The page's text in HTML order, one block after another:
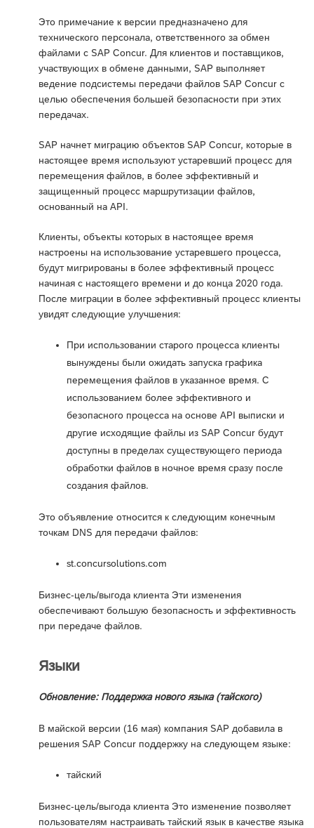
Это примечание к версии предназначено для
технического персонала, ответственного за обмен
файлами с SAP Concur. Для клиентов и поставщиков,
участвующих в обмене данными, SAP выполняет
ведение подсистемы передачи файлов SAP Concur с
целью обеспечения большей безопасности при этих
передачах.
SAP начнет миграцию объектов SAP Concur, которые в
настоящее время используют устаревший процесс для
перемещения файлов, в более эффективный и
защищенный процесс маршрутизации файлов,
основанный на API.
Клиенты, объекты которых в настоящее время
настроены на использование устаревшего процесса,
будут мигрированы в более эффективный процесс
начиная с настоящего времени и до конца 2020 года.
После миграции в более эффективный процесс клиенты
увидят следующие улучшения:
При использовании старого процесса клиенты
вынуждены были ожидать запуска графика
перемещения файлов в указанное время. С
использованием более эффективного и
безопасного процесса на основе API выписки и
другие исходящие файлы из SAP Concur будут
доступны в пределах существующего периода
обработки файлов в ночное время сразу после
создания файлов.
Это объявление относится к следующим конечным
точкам DNS для передачи файлов:
st.concursolutions.com
Бизнес-цель/выгода клиента Эти изменения
обеспечивают большую безопасность и эффективность
при передаче файлов.
Языки
Обновление: Поддержка нового языка (тайского)
В майской версии (16 мая) компания SAP добавила в
решения SAP Concur поддержку на следующем языке:
тайский
Бизнес-цель/выгода клиента Это изменение позволяет
пользователям настраивать тайский язык в качестве языка